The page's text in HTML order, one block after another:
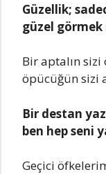
Güzellik;
güzel
Bir aptalın
öpücüğün sizi
Bir destan
ben hep seni
Geçici